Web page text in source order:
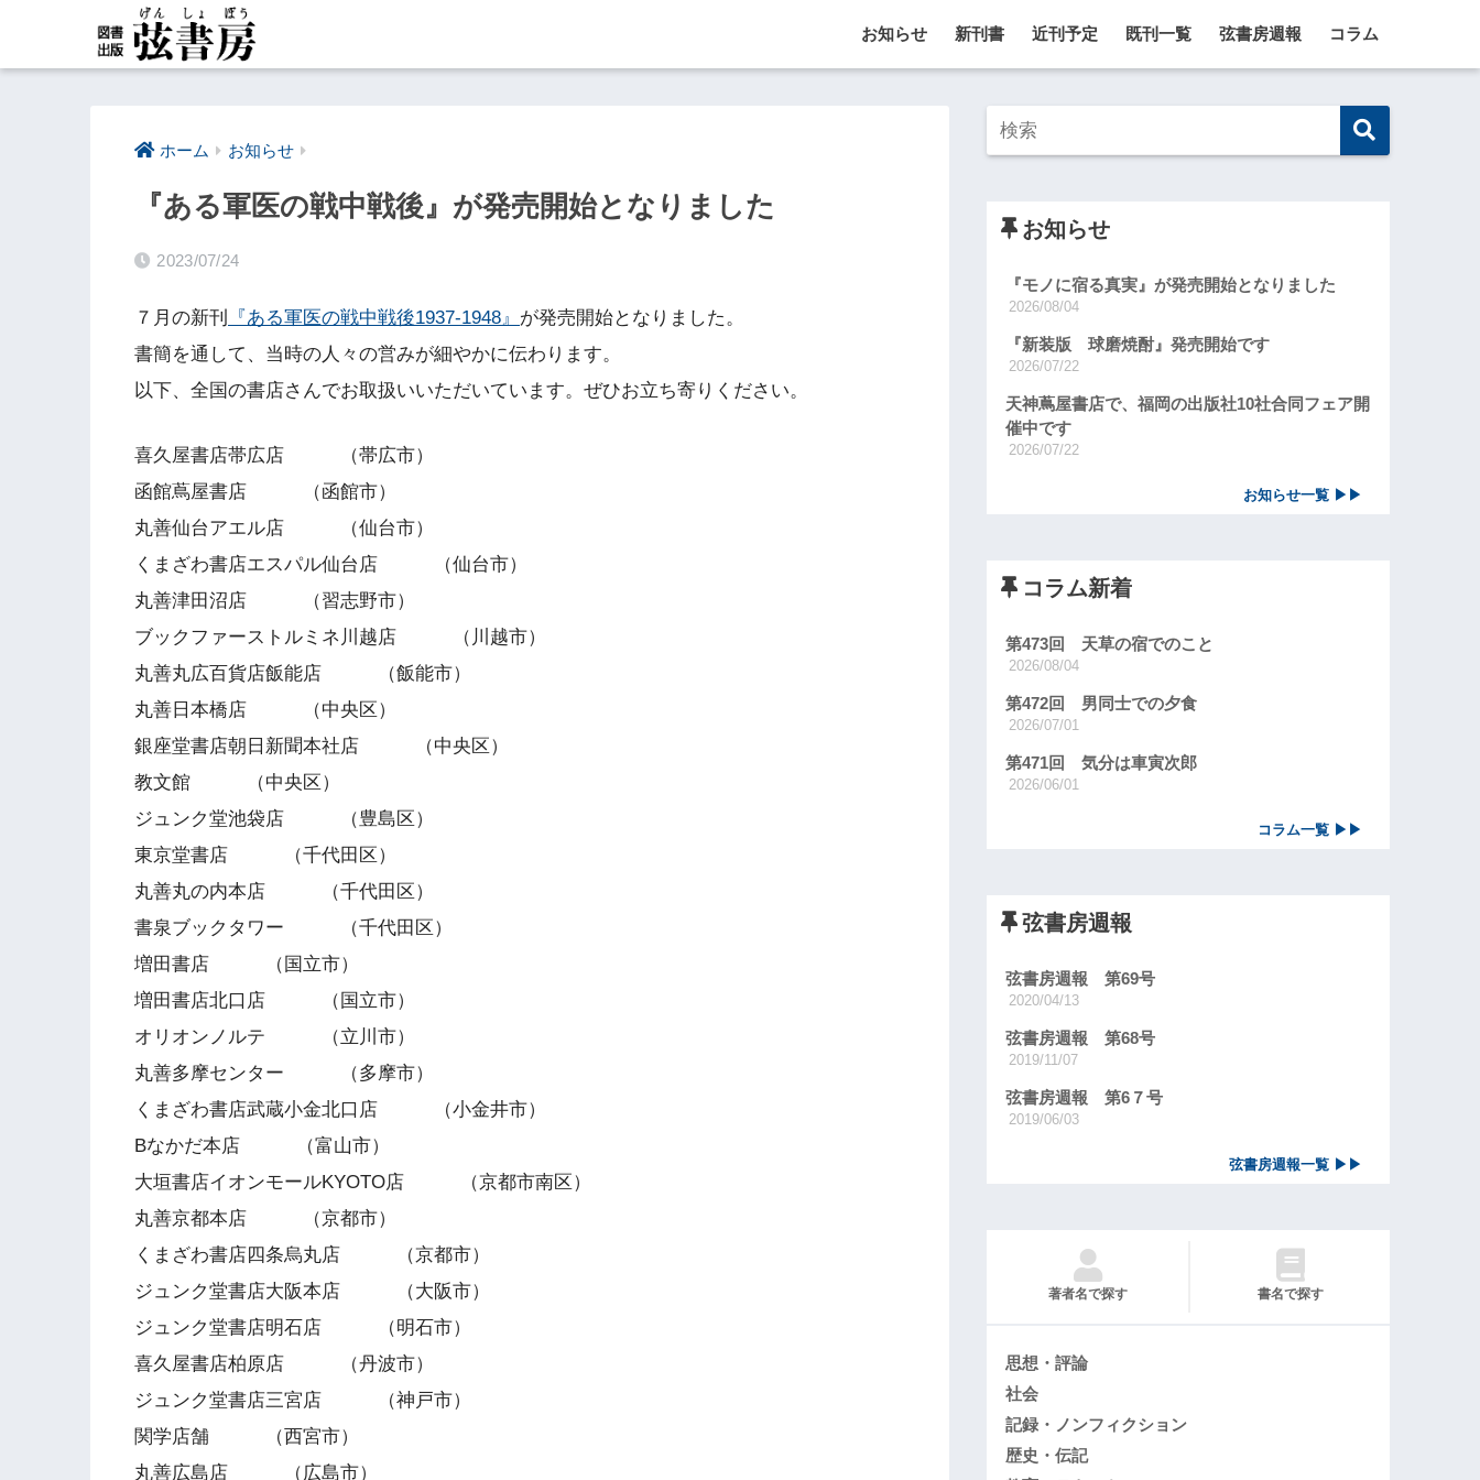
お知らせ 新刊書 近刊予定 既刊一覧 弦書房週報 コラム
ホーム お知らせ
『ある軍医の戦中戦後』が発売開始となりました
2023/07/24
７月の新刊 『ある軍医の戦中戦後1937-1948』 が発売開始となりました。
書簡を通して、当時の人々の営みが細やかに伝わります。
以下、全国の書店さんでお取扱いいただいています。ぜひお立ち寄りください。
喜久屋書店帯広店 （帯広市）
函館蔦屋書店 （函館市）
丸善仙台アエル店 （仙台市）
くまざわ書店エスパル仙台店 （仙台市）
丸善津田沼店 （習志野市）
ブックファーストルミネ川越店 （川越市）
丸善丸広百貨店飯能店 （飯能市）
丸善日本橋店 （中央区）
銀座堂書店朝日新聞本社店 （中央区）
教文館 （中央区）
ジュンク堂池袋店 （豊島区）
東京堂書店 （千代田区）
丸善丸の内本店 （千代田区）
書泉ブックタワー （千代田区）
増田書店 （国立市）
増田書店北口店 （国立市）
オリオンノルテ （立川市）
丸善多摩センター （多摩市）
くまざわ書店武蔵小金北口店 （小金井市）
Bなかだ本店 （富山市）
大垣書店イオンモールKYOTO店 （京都市南区）
丸善京都本店 （京都市）
くまざわ書店四条烏丸店 （京都市）
ジュンク堂書店大阪本店 （大阪市）
ジュンク堂書店明石店 （明石市）
喜久屋書店柏原店 （丹波市）
ジュンク堂書店三宮店 （神戸市）
関学店舗 （西宮市）
丸善広島店 （広島市）
お知らせ
『モノに宿る真実』が発売開始となりました
2026/08/04
『新装版 球磨焼酎』発売開始です
2026/07/22
天神蔦屋書店で、福岡の出版社10社合同フェア開
催中です
2026/07/22
お知らせ一覧 ▶▶
コラム新着
第473回 天草の宿でのこと
2026/08/04
第472回 男同士での夕食
2026/07/01
第471回 気分は車寅次郎
2026/06/01
コラム一覧 ▶▶
弦書房週報
弦書房週報 第69号
2020/04/13
弦書房週報 第68号
2019/11/07
弦書房週報 第6７号
2019/06/03
弦書房週報一覧 ▶▶
著者名で探す 書名で探す
思想・評論
社会
記録・ノンフィクション
歴史・伝記